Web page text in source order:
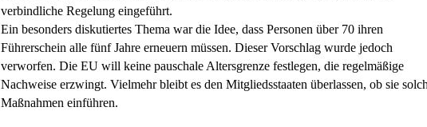
verbindliche Regelung eingeführt.
Ein besonders diskutiertes Thema war die Idee, dass Personen über 70 ihren
Führerschein alle fünf Jahre erneuern müssen. Dieser Vorschlag wurde jedoch
verworfen. Die EU will keine pauschale Altersgrenze festlegen, die regelmäßige
Nachweise erzwingt. Vielmehr bleibt es den Mitgliedsstaaten überlassen, ob sie
Maßnahmen einführen.